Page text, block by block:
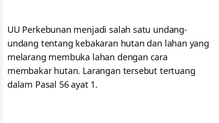
UU Perkebunan menjadi salah satu undang-
undang tentang kebakaran hutan dan lahan yang
melarang membuka lahan dengan cara
membakar hutan. Larangan tersebut tertuang
dalam Pasal 56 ayat 1.